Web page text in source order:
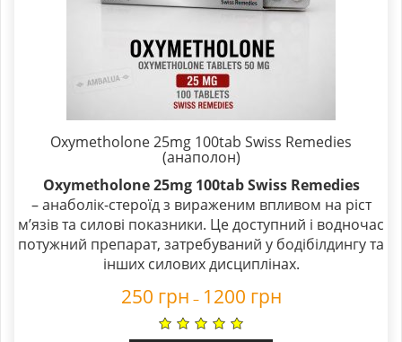
Oxymetholone 25mg 100tab Swiss Remedies
(анаполон)
Oxymetholone 25mg 100tab Swiss Remedies
– анаболік-стероїд з вираженим впливом на ріст
м’язів та силові показники. Це доступний і водночас
потужний препарат, затребуваний у бодібілдингу та
інших силових дисциплінах.
250 грн – 1200 грн